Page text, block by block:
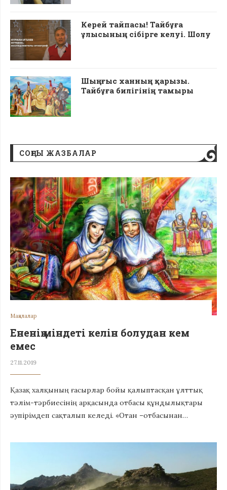
Керей тайпасы! Тайбұға
ұлысының сібірге келуі. Шолу
Шыңғыс ханның қарызы.
Тайбұға билігінің тамыры
CОҢҒЫ ЖАЗБАЛАР
Мақалалар
Ененің міндеті келін болудан кем
емес
27.11.2019
Қазақ халқының ғасырлар бойы қалыптасқан ұлттық
тәлім-тәрбиесінің арқасында отбасы құндылықтары
әупірімдеп сақталып келеді. «Отан –отбасынан…